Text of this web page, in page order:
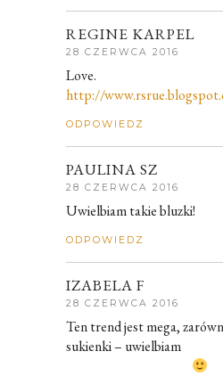
REGINE KARPEL
28 CZERWCA 2016
Love.
http://
ODPOWIEDZ
PAULINA SZ
28 CZERWCA 2016
Uwielbiam takie bluzki!
ODPOWIEDZ
IZABELA F
28 CZERWCA 2016
Ten trend jest mega,
sukienki – uwielbiam